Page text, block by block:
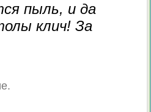
пыль, и да
клич! За